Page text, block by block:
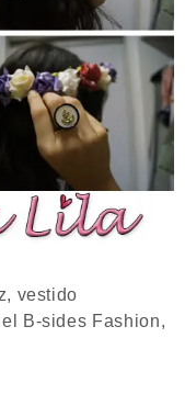
vestido
B-sides Fashion,